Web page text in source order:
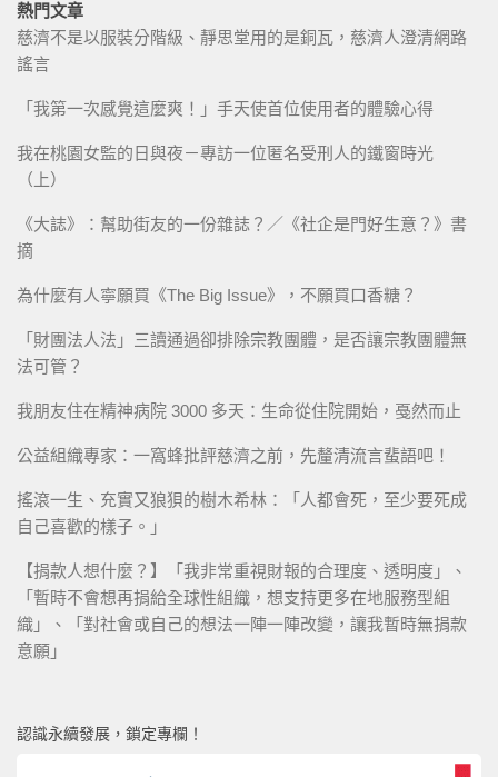
熱門文章
慈濟不是以服裝分階級、靜思堂用的是銅瓦，慈濟人澄清網路
謠言
「我第一次感覺這麼爽！」手天使首位使用者的體驗心得
我在桃園女監的日與夜－專訪一位匿名受刑人的鐵窗時光
（上）
《大誌》：幫助街友的一份雜誌？／《社企是門好生意？》書
摘
為什麼有人寧願買《The Big Issue》，不願買口香糖？
「財團法人法」三讀通過卻排除宗教團體，是否讓宗教團體無
法可管？
我朋友住在精神病院 3000 多天：生命從住院開始，戞然而止
公益組織專家：一窩蜂批評慈濟之前，先釐清流言蜚語吧！
搖滾一生、充實又狼狽的樹木希林：「人都會死，至少要死成
自己喜歡的樣子。」
【捐款人想什麼？】「我非常重視財報的合理度、透明度」、
「暫時不會想再捐給全球性組織，想支持更多在地服務型組
織」、「對社會或自己的想法一陣一陣改變，讓我暫時無捐款
意願」
認識永續發展，鎖定專欄！